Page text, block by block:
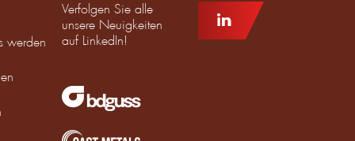
werden
Verfolgen Sie alle
unsere Neuigkeiten
auf LinkedIn!